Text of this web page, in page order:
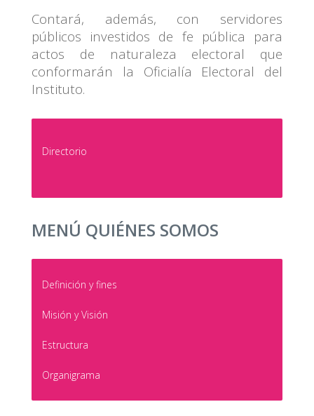
Contará, además, con servidores
públicos investidos de fe pública para
actos de naturaleza electoral que
conformarán la Oficialía Electoral del
Instituto.
Directorio
MENÚ QUIÉNES SOMOS
Definición y fines
Misión y Visión
Estructura
Organigrama